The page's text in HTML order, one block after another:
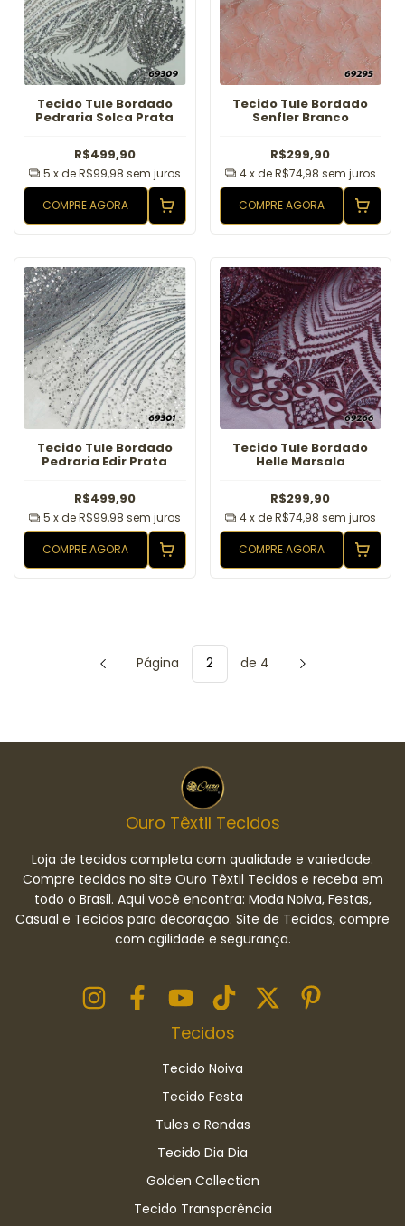
Tecido Tule Bordado
Pedraria Solca Prata
R$499,90
5 x deR$99,98 sem juros
COMPRE AGORA
Tecido Tule Bordado
Senfler Branco
R$299,90
4x deR$74,98 sem juros
COMPRE AGORA
Tecido Tule Bordado
Pedraria Edir Prata
R$499,90
5 x deR$99,98 sem juros
COMPRE AGORA
Tecido Tule Bordado
Helle Marsala
R$299,90
4x deR$74,98 sem juros
COMPRE AGORA
Página de 4
Ouro Têxtil Tecidos
Loja de tecidos completa com qualidade e variedade.
Compre tecidos no site Ouro Têxtil Tecidos e receba em
todo o Brasil. Aqui você encontra: Moda Noiva, Festas,
Casual e Tecidos para decoração. Site de Tecidos, compre
com agilidade e segurança.
Tecidos
Tecido Noiva
Tecido Festa
Tules e Rendas
Tecido Dia Dia
Golden Collection
Tecido Transparência